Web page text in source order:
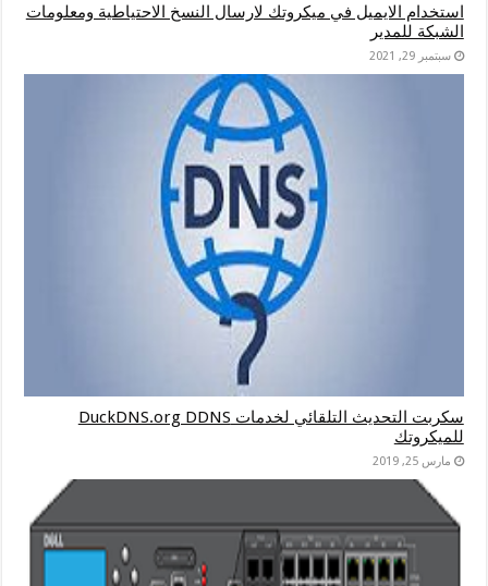
استخدام الايميل في ميكروتك لارسال النسخ الاحتياطية ومعلومات
الشبكة للمدير
سبتمبر 29, 2021
سكربت التحديث التلقائي لخدمات DuckDNS.org DDNS
للميكروتك
مارس 25, 2019